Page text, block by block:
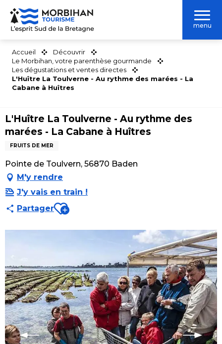
Aller
contenu
menu
Accueil
Découvrir
Le Morbihan, votre parenthèse gourmande
Les dégustations et ventes directes
L'Huître La Toulverne - Au rythme des marées - La
Cabane à Huîtres
L'Huître La Toulverne - Au rythme des
marées - La Cabane à Huîtres
FRUITS DE MER
Pointe de Toulvern, 56870 Baden
M'y rendre
J'y vais en train !
PartagerAjouter aux favoris